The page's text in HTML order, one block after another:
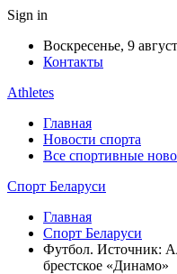
Sign in
Воскресенье, 9
Контакты
Athletes
Главная
Новости спорта
Все спортивные
Спорт Беларуси
Главная
Спорт Беларуси
Футбол. Источник:
брестское «Динамо»